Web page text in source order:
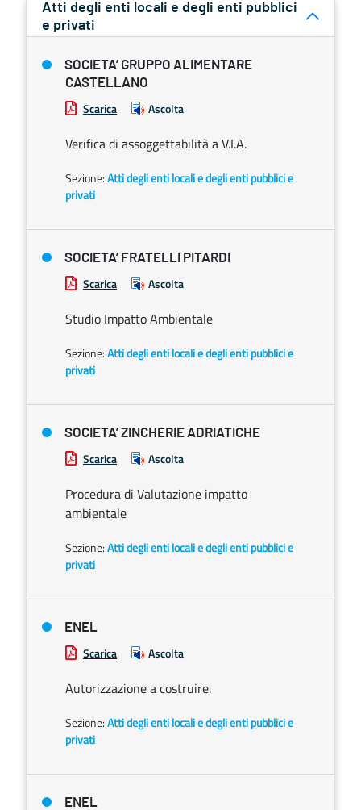
Atti degli enti locali e degli enti pubblici
e privati
SOCIETA’ GRUPPO ALIMENTARE
CASTELLANO
Scarica Ascolta
Verifica di assoggettabilità a V.I.A.
Sezione:Atti degli enti locali e degli enti pubblici e
privati
SOCIETA’ FRATELLI PITARDI
Scarica Ascolta
Studio Impatto Ambientale
Sezione:Atti degli enti locali e degli enti pubblici e
privati
SOCIETA’ ZINCHERIE ADRIATICHE
Scarica Ascolta
Procedura di Valutazione impatto
ambientale
Sezione:Atti degli enti locali e degli enti pubblici e
privati
ENEL
Scarica Ascolta
Autorizzazione a costruire.
Sezione:Atti degli enti locali e degli enti pubblici e
privati
ENEL